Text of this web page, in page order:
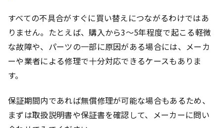
すべての不具合がすぐに買い替えにつながるわけではあ
りません。たとえば、購入から3〜5年程度で起こる軽微
な故障や、パーツの一部に原因がある場合には、メーカ
ーや業者による修理で十分対応できるケースもありま
す。
保証期間内であれば無償修理が可能な場合もあるため、
まずは取扱説明書や保証書を確認して、メーカーに問い